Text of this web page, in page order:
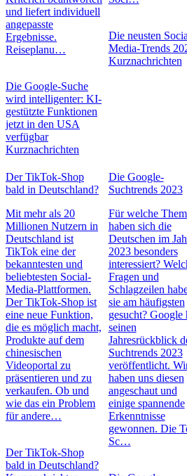
und liefert individuell
angepasste
Ergebnisse.
Reiseplanu…
Die Google-Suche
wird intelligenter: KI-
gestützte Funktionen
jetzt in den USA
verfügbar
Kurznachrichten
Die neusten
Media-Trends
Kurznachrichten
Der TikTok-Shop
bald in Deutschland?
Mit mehr als 20
Millionen Nutzern in
Deutschland ist
TikTok eine der
bekanntesten und
beliebtesten Social-
Media-Plattformen.
Der TikTok-Shop ist
eine neue Funktion,
die es möglich macht,
Produkte auf dem
chinesischen
Videoportal zu
präsentieren und zu
verkaufen. Ob und
wie das ein Problem
für andere…
Der TikTok-Shop
bald in Deutschland?
Die Google-
Suchtrends 2023
Für welche
haben sich die
Deutschen im
2023 besonders
interessiert?
Fragen und
Schlagzeilen
sie am häufigsten
gesucht? Google
seinen
Jahresrückblick
Suchtrends 2023
veröffentlicht.
haben uns diesen
angeschaut und
einige spannende
Erkenntnisse
gewonnen. Die
Sc…